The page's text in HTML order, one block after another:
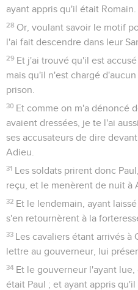
ayant appris qu'il était Romain.
28 Or, voulant savoir le motif
l'ai fait descendre dans leur
29 Et j'ai trouvé qu'il est
mais qu'il n'est chargé
prison.
30 Et comme on m'a dénoncé
avaient dressées, je te l'ai
ses accusateurs de dire
Adieu.
31 Les soldats prirent donc
reçu, et le menèrent de nuit à
32 Et le lendemain, ayant
s'en retournèrent à la
33 Les cavaliers étant arrivés à
lettre au gouverneur, lui
34 Et le gouverneur l'ayant
était Paul ; et ayant appris